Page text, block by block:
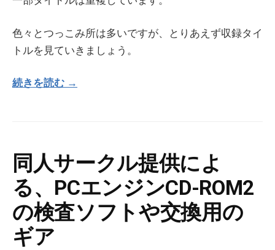
色々とつっこみ所は多いですが、とりあえず収録タイ
トルを見ていきましょう。
続きを読む →
同人サークル提供によ
る、PCエンジンCD-ROM2
の検査ソフトや交換用の
ギア